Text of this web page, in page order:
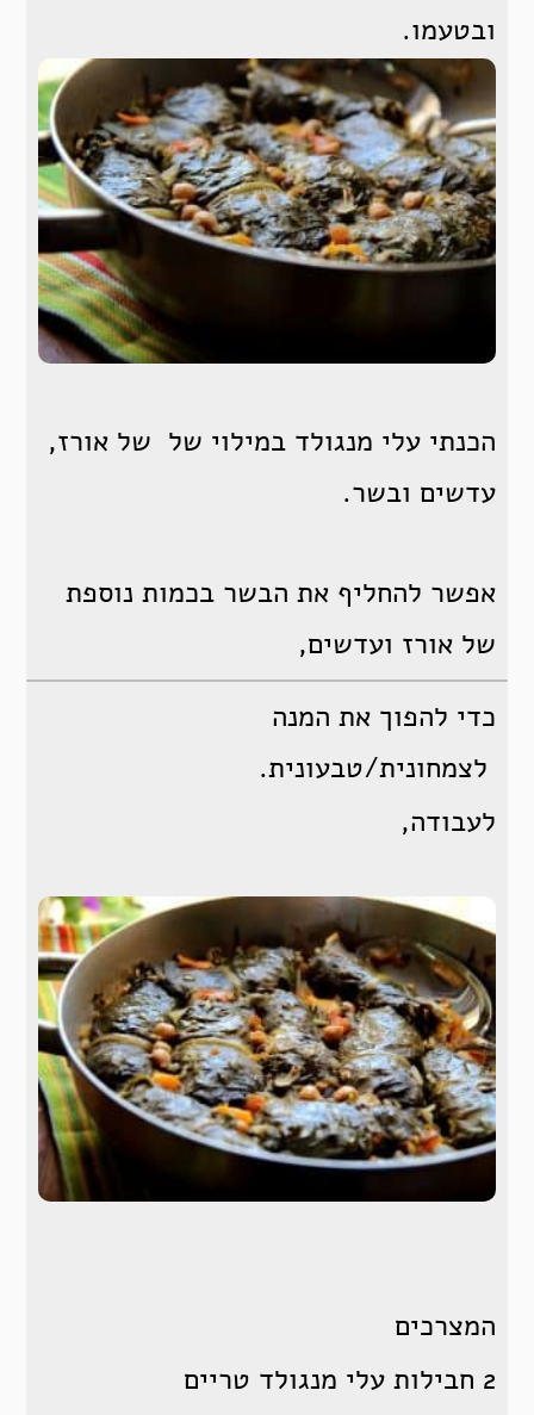
ובטעמו.
הכנתי עלי מנגולד במילוי של של אורז,
עדשים ובשר.
אפשר להחליף את הבשר בכמות נוספת
של אורז ועדשים,
כדי להפוך את המנה
לצמחונית/טבעונית.
לעבודה,
המצרכים
2 חבילות עלי מנגולד טריים